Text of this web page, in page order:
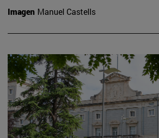
Imagen Manuel Castells